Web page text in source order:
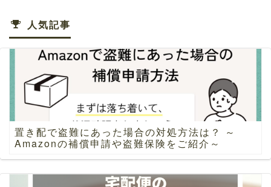
人気記事
置き配で盗難にあった場合の対処方法は？ ～
Amazonの補償申請や盗難保険をご紹介～